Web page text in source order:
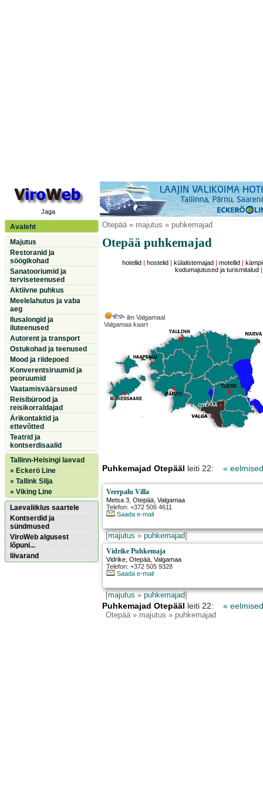
Jaga
Avaleht
Majutus
Restoranid ja
söögikohad
Sanatooriumid ja
terviseteenused
Aktiivne puhkus
Meelelahutus ja vaba
aeg
Ilusalongid ja
iluteenused
Autorent ja transport
Ostukohad ja teenused
Mood ja riidepoed
Konverentsiruumid ja
peoruumid
Vaatamisväärsused
Reisibürood ja
reisikorraldajad
Ärikontaktid ja
ettevõtted
Teatrid ja
kontserdisaalid
Tallinn-Helsingi laevad
» Eckerö Line
» Tallink Silja
» Viking Line
Laevaliiklus saartele
Kontserdid ja
sündmused
ViroWeb algusest
lõpuni...
liivarand
Otepää» majutus » puhkemajad
Otepää puhkemajad
hotellid hostelid külalistemajad |motellid
kodumajutused ja turismitalud
ilm Valgamaal
Valgamaa kaart
Puhkemajad Otepääl leiti 22: «
Veerpalu Villa
Metsa 3 ,Otepää , Valgamaa
Telefon: +372 506 4611
Saada e-mail
[majutus»puhkemajad]
Vidrike Puhkemaja
Vidrike ,Otepää , Valgamaa
Telefon: +372 505 9328
Saada e-mail
[majutus»puhkemajad]
Puhkemajad Otepääl leiti 22: «
Otepää» majutus » puhkemajad